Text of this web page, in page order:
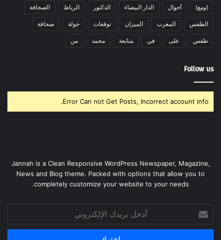
(ومع) أحوال الدار البيضاء الدكتور الرباط الصحافة
الطقس المغرب الميزان توقعات جولة صحافة
طقس على في متابعة محمد من
Follow us
Error Can not Get Posts, Incorrect account info.
Jannah is a Clean Responsive WordPress Newspaper, Magazine,
News and Blog theme. Packed with options that allow you to
completely customize your website to your needs.
بريدك
الإلكتروني